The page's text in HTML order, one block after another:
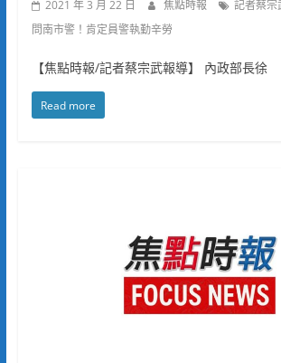
2021 年 3 月 22 日 焦點時報 記者蔡宗
問南市警！肯定員警執勤辛勞
【焦點時報/記者蔡宗武報導】 內政部長徐
Read more